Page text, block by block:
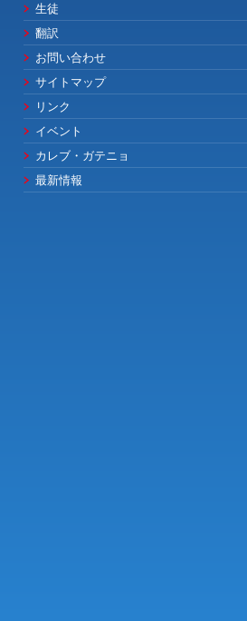
生徒
翻訳
お問い合わせ
サイトマップ
リンク
イベント
カレブ・ガテニョ
最新情報